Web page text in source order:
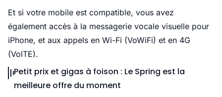
Et si votre mobile est compatible, vous avez
également accès à la messagerie vocale visuelle pour
iPhone, et aux appels en Wi-Fi (VoWiFi) et en 4G
(VolTE).
Petit prix et gigas à foison : Le Spring est la
meilleure offre du moment